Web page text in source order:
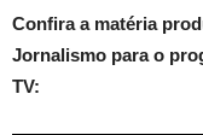
Confira a matéria
Jornalismo para o
TV: